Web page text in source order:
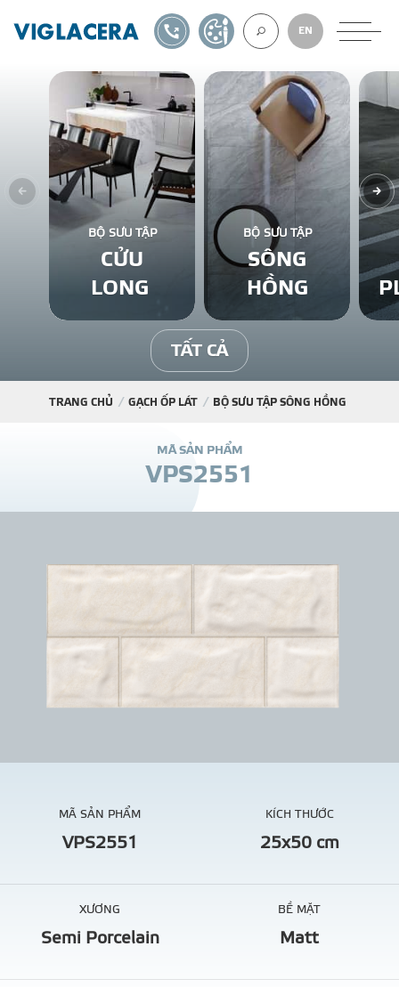
VỀ CHÚNG
GẠCH ỐP LÁT
BÊ TÔNG KHÍ
NGÓI LỢP
TIN SỰ KIỆN
LIÊN HỆ - TƯ
EN
1900561582TỰ THIẾT KẾ
BỘ SƯU TẬP
CỬU
LONG
BỘ SƯU TẬP
SÔNG
HỒNG
TẤT CẢ
TRANG CHỦ GẠCH ỐP LÁT BỘ SƯU TẬP SÔNG HỒNG
MÃ SẢN PHẨM
VPS2551
MÃ SẢN PHẨM
VPS2551
KÍCH THƯỚC
25x50 cm
XƯƠNG
Semi Porcelain
BỀ MẶT
Matt